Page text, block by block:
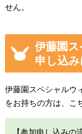
せん。
伊藤園
申し込
伊藤園スペシャルウ
をお持ちの方は、こ
【参加申し込みの